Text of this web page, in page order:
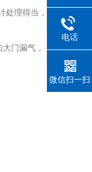
处理得当，
门漏气，
电话
微信扫一扫